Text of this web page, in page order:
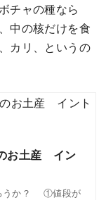
チャの種なら
中の核だけを食
カリ、というの
お土産 イン
ろうか？ ①値段が